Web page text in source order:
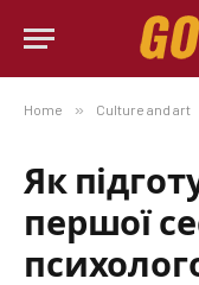
Home » Culture and art
Як
першої